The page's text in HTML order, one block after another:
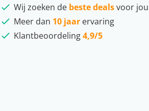
Wij zoeken de beste dealsvoor
Meer dan 10 jaarervaring
Klantbeoordeling4,9/5